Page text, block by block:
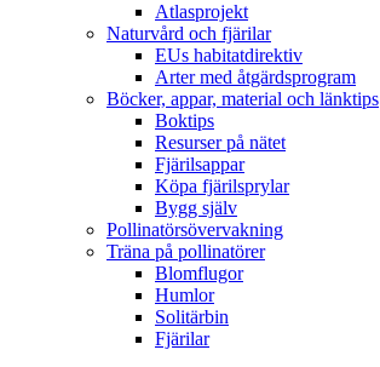
Atlasprojekt
Naturvård och fjärilar
EUs habitatdirektiv
Arter med åtgärdsprogram
Böcker, appar, material och länktips
Boktips
Resurser på nätet
Fjärilsappar
Köpa fjärilsprylar
Bygg själv
Pollinatörsövervakning
Träna på pollinatörer
Blomflugor
Humlor
Solitärbin
Fjärilar